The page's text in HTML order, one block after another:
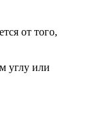
от того,
углу или